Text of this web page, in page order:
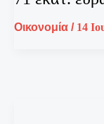
Οικονομία / 14